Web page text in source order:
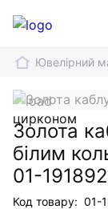
Ювелірний
Золота
білим
01-
Код товару: 01-